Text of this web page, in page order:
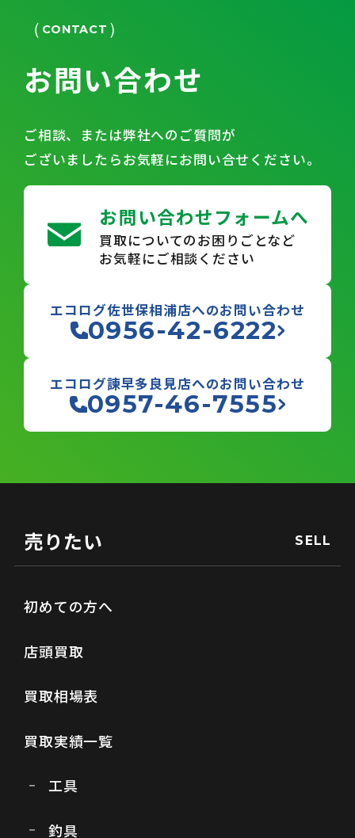
CONTACT
お問い合わせ
ご相談、または弊社へのご質問が
ございましたらお気軽にお問い合せください。
お問い合わせフォームへ
買取についてのお困りごとなど
お気軽にご相談ください
エコログ佐世保相浦店へのお問い合わせ
0956-42-6222
エコログ諫早多良見店へのお問い合わせ
0957-46-7555
売りたい SELL
初めての方へ
店頭買取
買取相場表
買取実績一覧
工具
釣具